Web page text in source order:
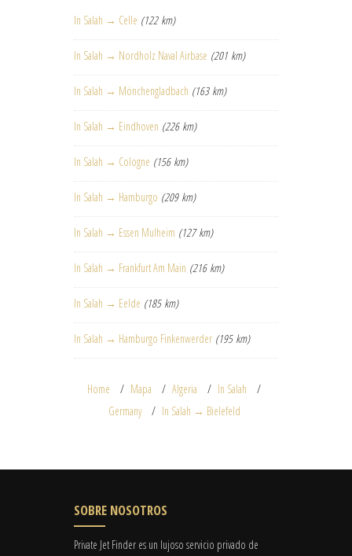
In Salah → Celle (122 km)
In Salah → Nordholz Naval Airbase (201 km)
In Salah → Mönchengladbach (163 km)
In Salah → Eindhoven (226 km)
In Salah → Cologne (156 km)
In Salah → Hamburgo (209 km)
In Salah → Essen Mulheim (127 km)
In Salah → Frankfurt Am Main (216 km)
In Salah → Eelde (185 km)
In Salah → Hamburgo Finkenwerder (195 km)
Home Mapa Algeria
In Salah
Germany
In Salah → Bielefeld
SOBRE NOSOTROS
Private Jet Finder es un lujoso servicio privado de